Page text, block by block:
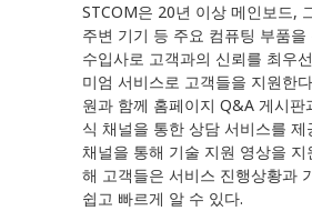
STCOM은 20년 이상 메인보드,
주변 기기 등 주요 컴퓨팅 부품을
수입사로 고객과의 신뢰를 최우
미엄 서비스로 고객들을 지원한
원과 함께 홈페이지 Q&A 게시판
식 채널을 통한 상담 서비스를 제
채널을 통해 기술 지원 영상을 지
해 고객들은 서비스 진행상황과
쉽고 빠르게 알 수 있다.